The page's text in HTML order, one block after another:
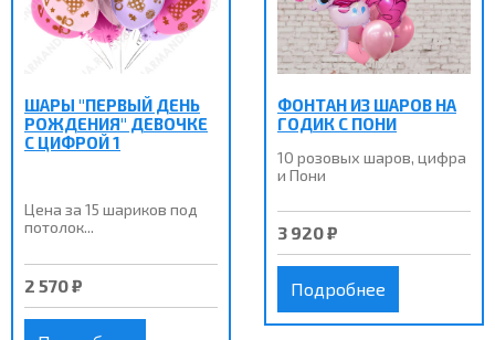
ШАРЫ "ПЕРВЫЙ ДЕНЬ
РОЖДЕНИЯ" ДЕВОЧКЕ
С ЦИФРОЙ 1
Цена за 15 шариков под
потолок...
2 570 ₽
ФОНТАН ИЗ ШАРОВ НА
ГОДИК С ПОНИ
10 розовых шаров, цифра
и Пони
3 920 ₽
Подробнее